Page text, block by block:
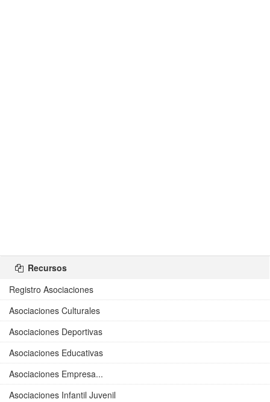
Recursos
Registro Asociaciones
Asociaciones Culturales
Asociaciones Deportivas
Asociaciones Educativas
Asociaciones Empresa...
Asociaciones Infantil Juvenil